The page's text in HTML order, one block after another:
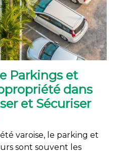
Parkings et
dans
et Sécuriser
varoise, le parking et
sont souvent les